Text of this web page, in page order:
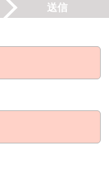
送信